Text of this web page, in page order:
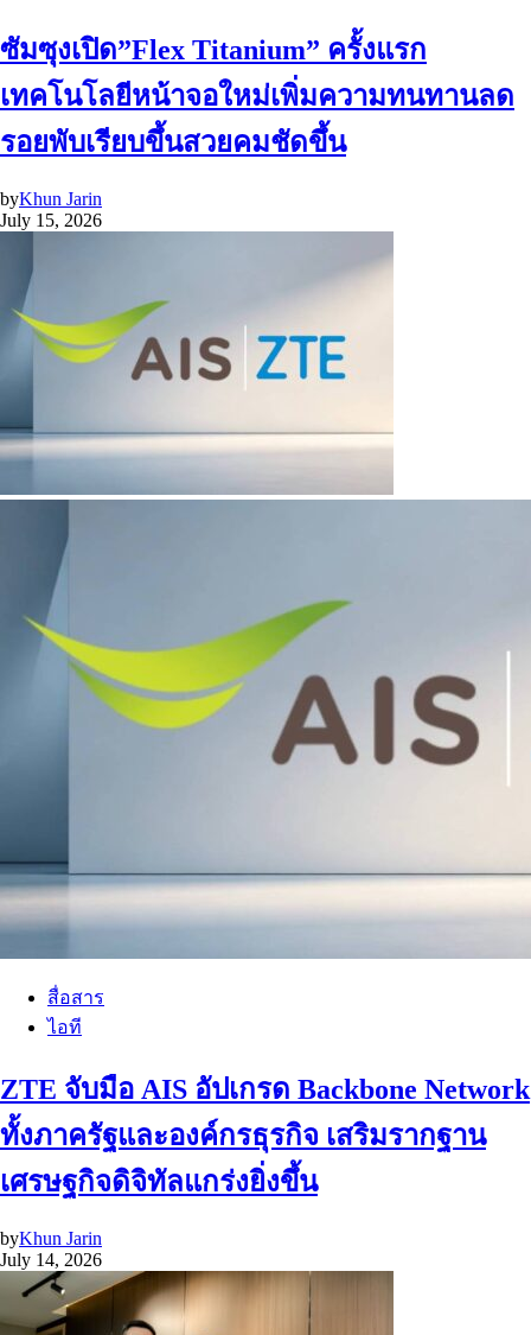
ซัมซุงเปิด”Flex Titanium” ครั้งแรก
เทคโนโลยีหน้าจอใหม่เพิ่มความทนทานลด
รอยพับเรียบขึ้นสวยคมชัดขึ้น
byKhun Jarin
July 15, 2026
สื่อสาร
ไอที
ZTE จับมือ AIS อัปเกรด Backbone Network
ทั้งภาครัฐและองค์กรธุรกิจ เสริมรากฐาน
เศรษฐกิจดิจิทัลแกร่งยิ่งขึ้น
byKhun Jarin
July 14, 2026